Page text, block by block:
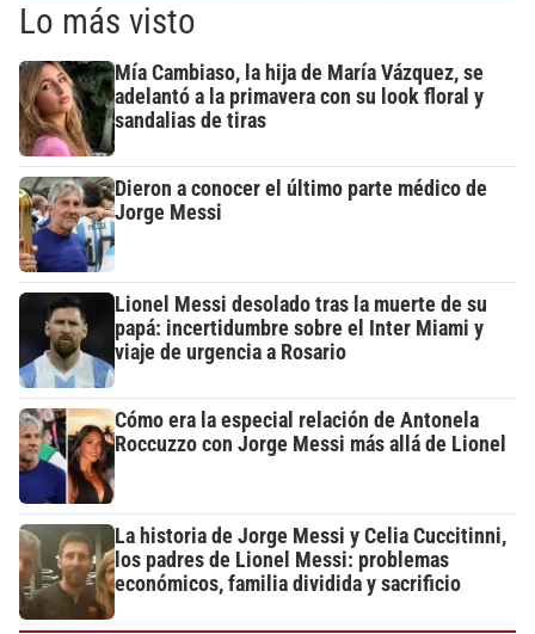
Lo más visto
Mía Cambiaso, la hija de María Vázquez, se
adelantó a la primavera con su look floral y
sandalias de tiras
Dieron a conocer el último parte médico de
Jorge Messi
Lionel Messi desolado tras la muerte de su
papá: incertidumbre sobre el Inter Miami y
viaje de urgencia a Rosario
Cómo era la especial relación de Antonela
Roccuzzo con Jorge Messi más allá de Lionel
La historia de Jorge Messi y Celia Cuccitinni,
los padres de Lionel Messi: problemas
económicos, familia dividida y sacrificio